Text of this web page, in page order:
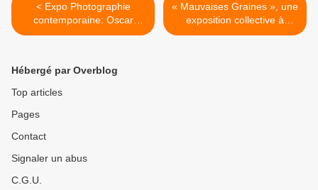
< Expo Photographie
contemporaine: Oscar
Muñoz « Protographies »
« Mauvaises Graines », une
exposition collective à
l'espace Topographie de
Hébergé par Overblog
Top articles
Pages
Contact
Signaler un abus
C.G.U.